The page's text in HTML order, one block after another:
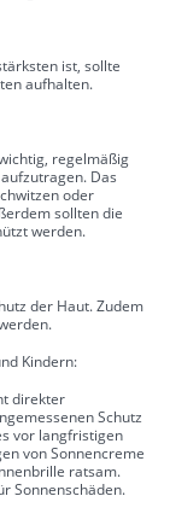
ist, sollte
aufhalten.
regelmäßig
Das
oder
sollten die
werden.
der Haut. Zudem
Kindern:
direkter
Schutz
vor langfristigen
von Sonnencreme
ratsam.
Sonnenschäden.